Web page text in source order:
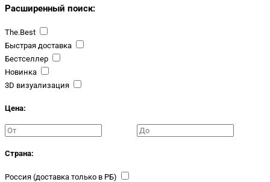
Расширенный поиск:
The.Best
Быстрая доставка
Бестселлер
Новинка
3D визуализация
Цена:
Страна:
Россия (доставка только в РБ)